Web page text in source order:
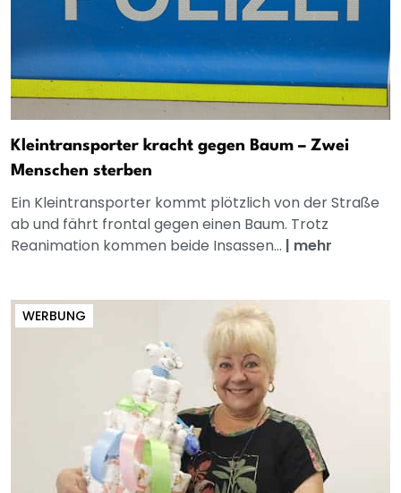
Kleintransporter kracht gegen Baum – Zwei
Menschen sterben
Ein Kleintransporter kommt plötzlich von der Straße
ab und fährt frontal gegen einen Baum. Trotz
Reanimation kommen beide Insassen... | mehr
WERBUNG